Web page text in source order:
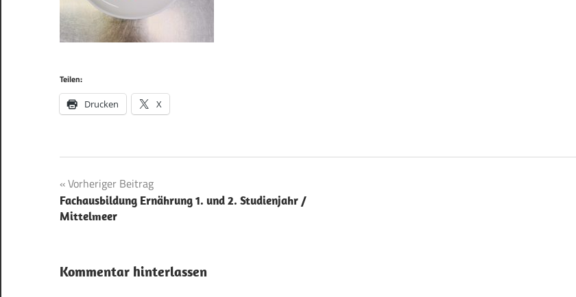
Teilen:
Drucken X
Beitragsnavigation
Vorheriger Beitrag
Fachausbildung Ernährung 1. und 2. Studienjahr /
Mittelmeer
Kommentar hinterlassen